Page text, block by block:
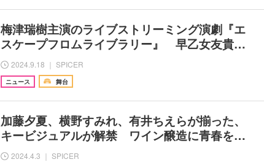
梅津瑞樹主演のライブストリーミング演劇『エ
スケープフロムライブラリー』 早乙女友貴…
2024.9.18 ｜ SPICER
ニュース 舞台
加藤夕夏、横野すみれ、有井ちえらが揃った、
キービジュアルが解禁 ワイン醸造に青春を…
2024.4.3 ｜ SPICER